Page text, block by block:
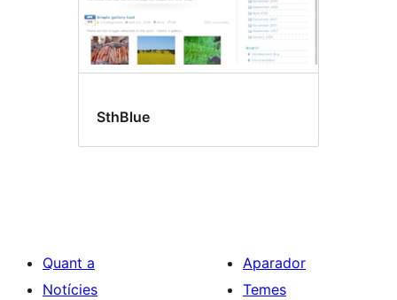
SthBlue
Quant a
Notícies
Aparador
Temes